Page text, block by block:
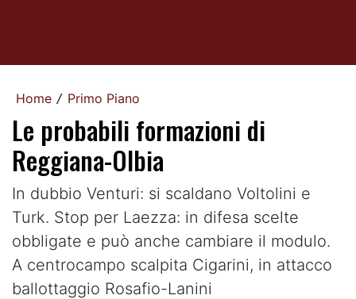
Home / Primo Piano
Le probabili formazioni di
Reggiana-Olbia
In dubbio Venturi: si scaldano Voltolini e
Turk. Stop per Laezza: in difesa scelte
obbligate e può anche cambiare il modulo.
A centrocampo scalpita Cigarini, in attacco
ballottaggio Rosafio-Lanini